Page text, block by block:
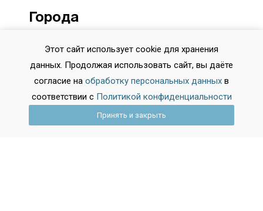
Города
Санкт-Петербург
Новосибирск
Екатеринбург
Этот сайт использует cookie для хранения
данных. Продолжая использовать сайт, вы даёте
согласие на обработку персональных данных в
соответствии с Политикой конфиденциальности
Принять и закрыть